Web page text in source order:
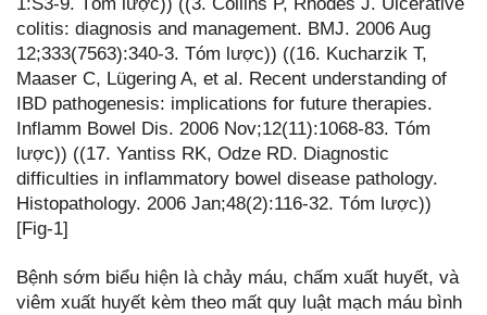
colitis: diagnosis and management. BMJ. 2006 Aug
12;333(7563):340-3. Tóm lược)) ((16. Kucharzik T,
Maaser C, Lügering A, et al. Recent understanding of
IBD pathogenesis: implications for future therapies.
Inflamm Bowel Dis. 2006 Nov;12(11):1068-83. Tóm
lược)) ((17. Yantiss RK, Odze RD. Diagnostic
difficulties in inflammatory bowel disease pathology.
Histopathology. 2006 Jan;48(2):116-32. Tóm lược))
[Fig-1]
Bệnh sớm biểu hiện là chảy máu, chấm xuất huyết, và
viêm xuất huyết kèm theo mất quy luật mạch máu bình